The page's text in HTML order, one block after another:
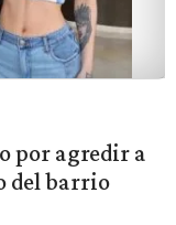
por agredir a
del barrio